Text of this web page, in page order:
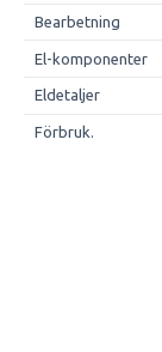
Bearbetning
El-komponenter
Eldetaljer
Förbruk.